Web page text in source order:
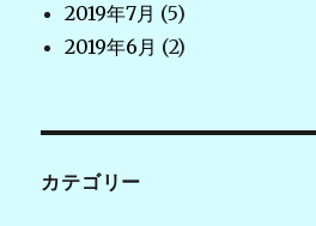
2019年7月 (5)
2019年6月 (2)
カテゴリー